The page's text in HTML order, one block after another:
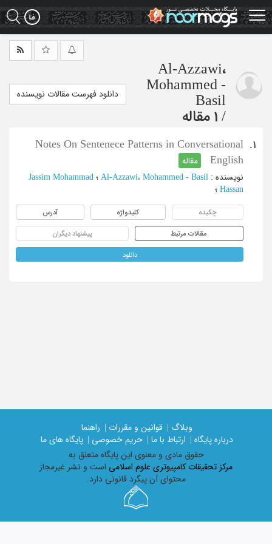
Skip
to
main
Al-Azzawi،
Mohammed -
Basil
/ 1 مقاله
دانلود فهرست مقالات نویسنده
1.
Notes On Sentenece Patterns in Conversational
English
مقاله
نویسنده : Al-Azzawi، Mohammed - Basil ؛ Jassim Mohammad
Hassan ؛
چکیده کلیدواژه آدرس
مقالات مرتبط پیشنهاد دیگران
دانلود
وبلاگ | قوانین و مقررات |
راهنما
درباره پایگاه |
ارتباط با ما | حریم خصوصی |
پایگاه های ما
حقوق مادی و معنوی اين پايگاه متعلق به
مرکز تحقیقات کامپیوتری علوم اسلامی است و نشر غیرمجاز
محتوای آن پیگرد قانونی دارد.